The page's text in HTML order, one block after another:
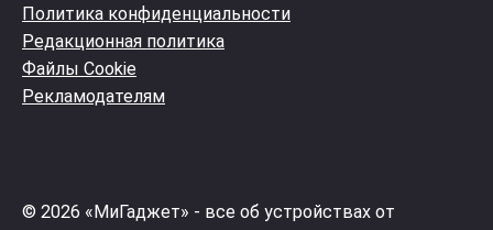
Политика конфиденциальности
Редакционная политика
Файлы Cookie
Рекламодателям
© 2026 «МиГаджет» - все об устройствах от